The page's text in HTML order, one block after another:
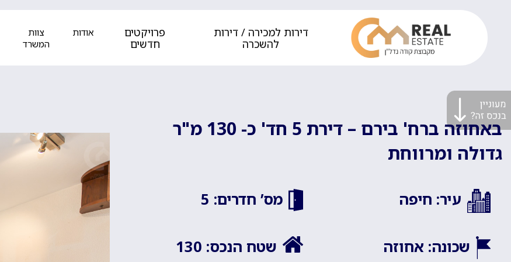
דירות למכירה / דירות
להשכרה
פרויקטים
חדשים
אודות
צוות
המשרד
באחוזה ברח' בירם – דירת 5 חד' כ- 130 מ"ר
גדולה ומרווחת
עיר: חיפה מס’ חדרים: 5
שכונה: אחוזה שטח הנכס: 130